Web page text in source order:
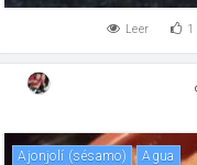
Leer 1
Ajonjolí (sésamo) agua